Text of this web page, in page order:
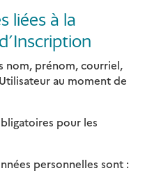
liées à la
nom, prénom, courriel,
au moment de
pour les
personnelles sont :